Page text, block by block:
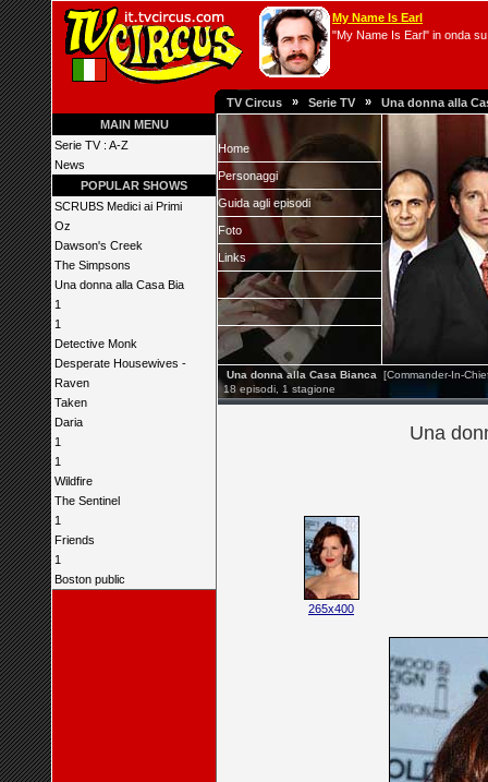
My Name Is Earl
"My Name Is Earl" in onda
TV Circus » Serie TV » Una donna alla
MAIN MENU
Serie TV : A-Z
News
POPULAR SHOWS
SCRUBS Medici ai Primi
Oz
Dawson's Creek
The Simpsons
Una donna alla Casa Bia
1
1
Detective Monk
Desperate Housewives -
Raven
Taken
Daria
1
1
Wildfire
The Sentinel
1
Friends
1
Boston public
Home
Personaggi
Guida agli episodi
Foto
Links
Una donna alla Casa Bianca
[Commander-In-
18 episodi, 1 stagione
Una
265x400